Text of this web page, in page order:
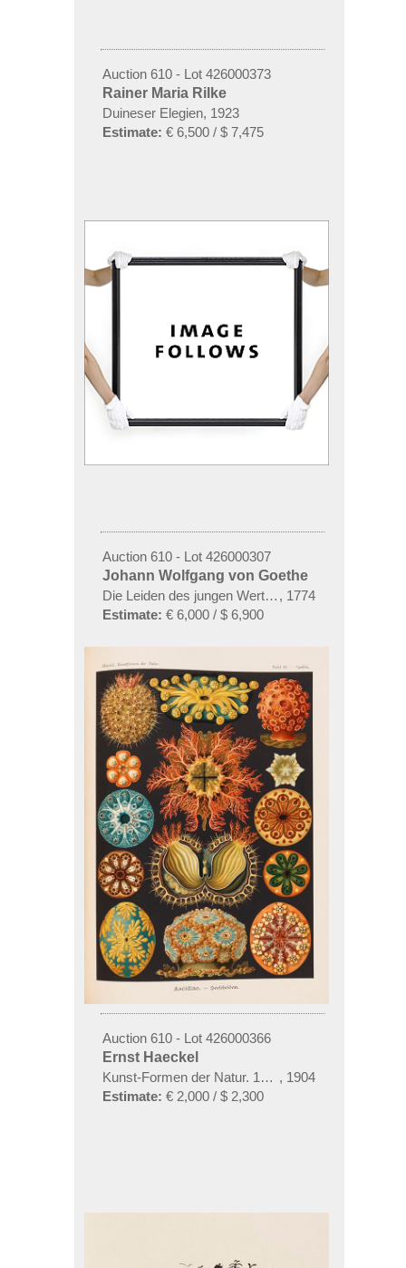
Auction 610 - Lot 426000373
Rainer Maria Rilke
Duineser Elegien, 1923
Estimate: € 6,500 / $ 7,475
Auction 610 - Lot 426000307
Johann Wolfgang von Goethe
Die Leiden des jungen Werthers
, 1774
Estimate: € 6,000 / $ 6,900
Auction 610 - Lot 426000366
Ernst Haeckel
Kunst-Formen der Natur. 10 Hefte und Supplement
, 1904
Estimate: € 2,000 / $ 2,300